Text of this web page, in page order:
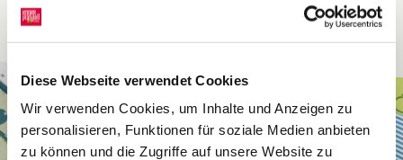
Diese Webseite verwendet Cookies
Wir verwenden Cookies, um Inhalte und Anzeigen zu
personalisieren, Funktionen für soziale Medien anbieten
zu können und die Zugriffe auf unsere Website zu